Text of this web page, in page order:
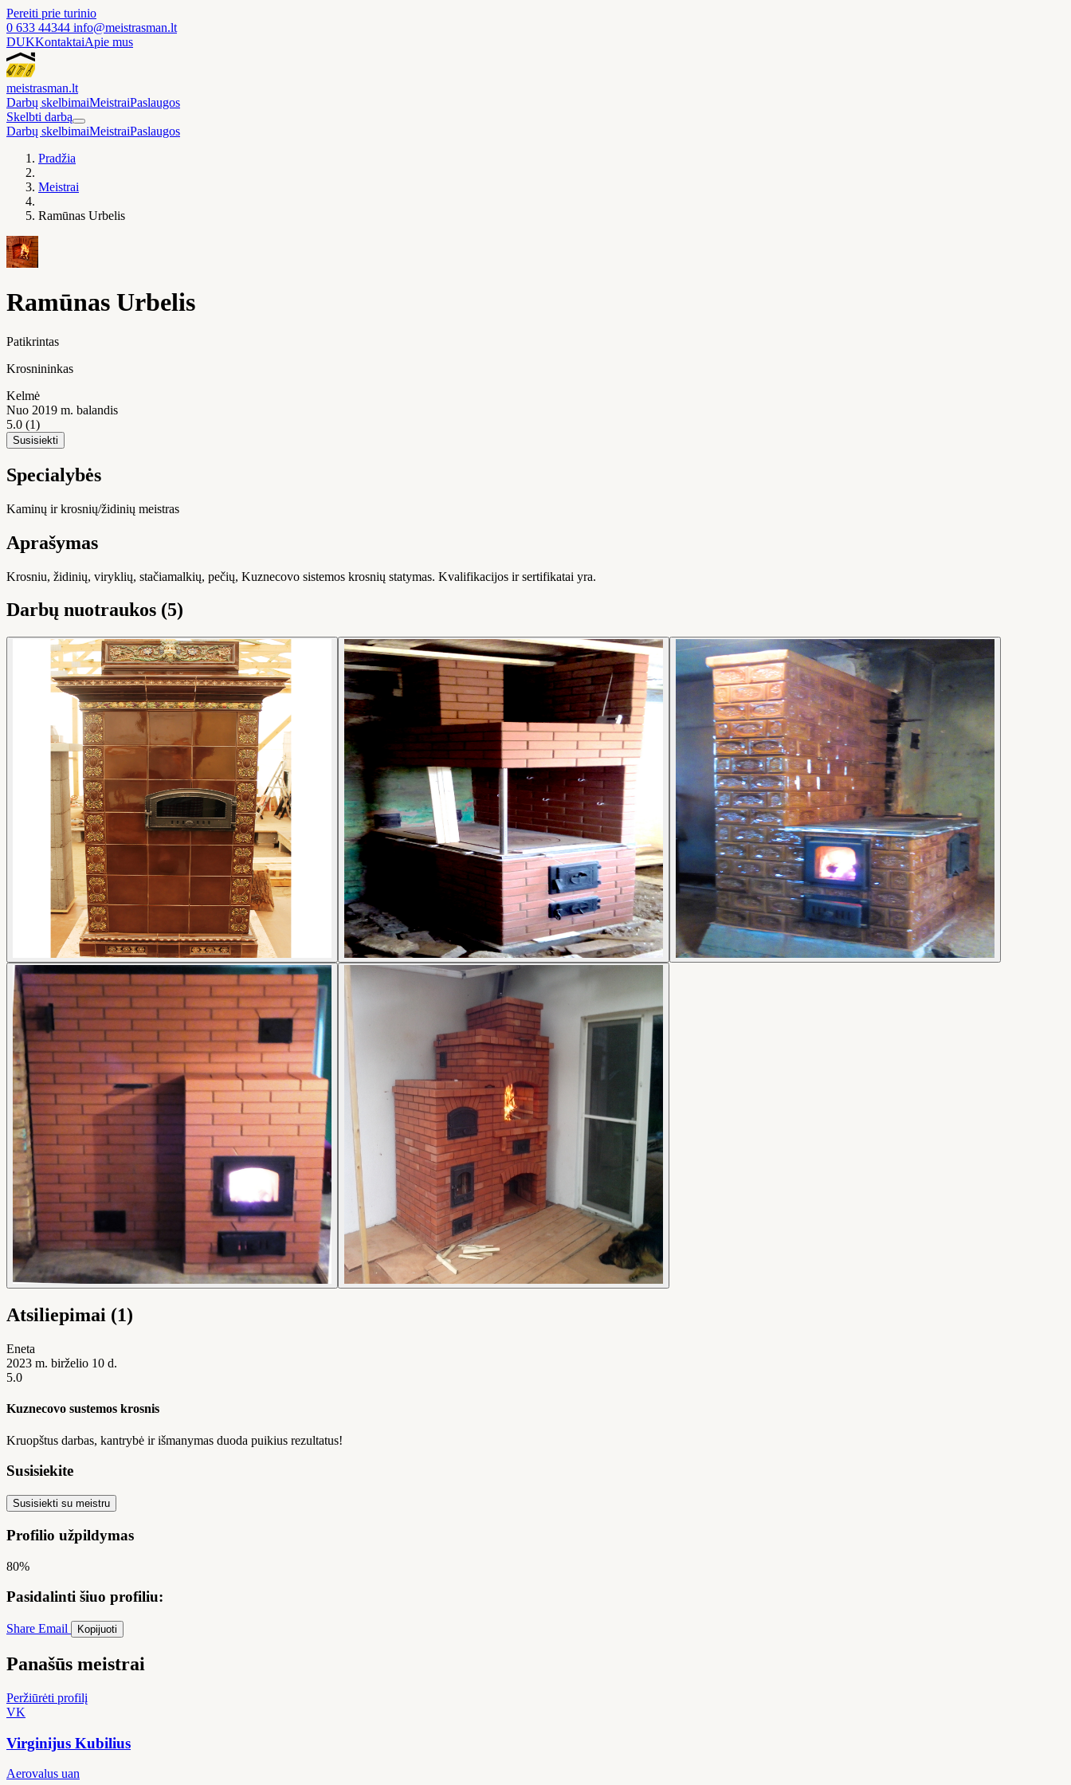
Pereiti prie turinio
0 633 44344 info@meistrasman.lt
DUKKontaktaiApie mus
meistrasman.lt
Darbų skelbimaiMeistraiPaslaugos
Skelbti darbą
Darbų skelbimaiMeistraiPaslaugos
Pradžia
Meistrai
Ramūnas Urbelis
Ramūnas Urbelis
Patikrintas
Krosnininkas
Kelmė
Nuo 2019 m. balandis
5.0 (1)
Susisiekti
Specialybės
Kaminų ir krosnių/židinių meistras
Aprašymas
Krosniu, židinių, viryklių, stačiamalkių, pečių, Kuznecovo sistemos krosnių statymas. Kvalifikacijos ir sertifikatai yra.
Darbų nuotraukos (5)
Atsiliepimai (1)
Eneta
2023 m. birželio 10 d.
5.0
Kuznecovo sustemos krosnis
Kruopštus darbas, kantrybė ir išmanymas duoda puikius rezultatus!
Susisiekite
Susisiekti su meistru
Profilio užpildymas
80%
Pasidalinti šiuo profiliu:
Share Email Kopijuoti
Panašūs meistrai
Peržiūrėti profilį
VK
Virginijus Kubilius
Aerovalus uan